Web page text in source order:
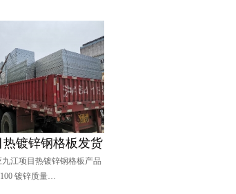
钢格板发货
镀锌钢格板产品
量…
栏杆扶手及楼梯踏步工
钢结构平台为了安全通常周围都会装